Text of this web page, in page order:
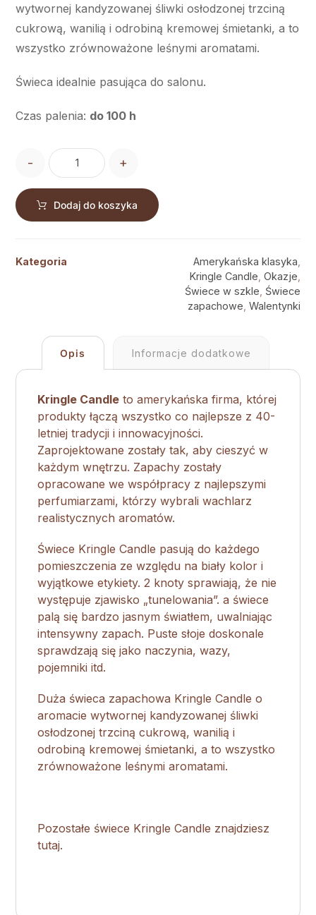
wytwornej kandyzowanej śliwki osłodzonej trzciną
cukrową, wanilią i odrobiną kremowej śmietanki, a to
wszystko zrównoważone leśnymi aromatami.
Świeca idealnie pasująca do salonu.
Czas palenia: do 100 h
- +
Dodaj do koszyka
Kategoria Amerykańska klasyka
Kringle Candle Okazje
Świece w szkle Świece
zapachowe Walentynki
Opis Informacje dodatkowe
Kringle Candle to amerykańska firma, której
produkty łączą wszystko co najlepsze z 40-
letniej tradycji i innowacyjności.
Zaprojektowane zostały tak, aby cieszyć w
każdym wnętrzu. Zapachy zostały
opracowane we współpracy z najlepszymi
perfumiarzami, którzy wybrali wachlarz
realistycznych aromatów.
Świece Kringle Candle pasują do każdego
pomieszczenia ze względu na biały kolor i
wyjątkowe etykiety. 2 knoty sprawiają, że nie
występuje zjawisko „tunelowania”. a świece
palą się bardzo jasnym światłem, uwalniając
intensywny zapach. Puste słoje doskonale
sprawdzają się jako naczynia, wazy,
pojemniki itd.
Duża świeca zapachowa Kringle Candle o
aromaciewytwornej kandyzowanej śliwki
osłodzonej trzciną cukrową, wanilią i
odrobiną kremowej śmietanki, a to wszystko
zrównoważone leśnymi aromatami.
Pozostałe świece Kringle Candle znajdziesz
tutaj.